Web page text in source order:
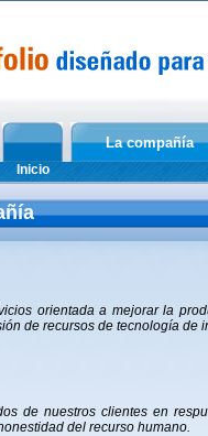
Inicio
La compañía
orientada a mejorar la
de recursos de tecnología
de nuestros clientes en
del recurso humano.